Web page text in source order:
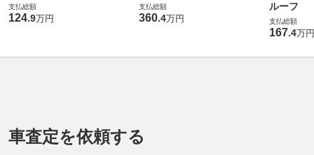
支払総額
124.9万円
支払総額
360.4万円
ルーフ
支払総額
167.4万円
車査定を依頼する